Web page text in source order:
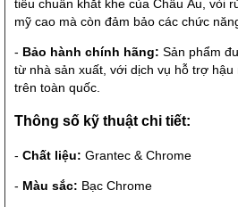
tiêu chuẩn khắt khe của Châu Âu, vòi
mỹ cao mà còn đảm bảo các chức
- Bảo hành chính hãng: Sản phẩm
từ nhà sản xuất, với dịch vụ hỗ trợ hậu
trên toàn quốc.
Thông số kỹ thuật chi tiết:
- Chất liệu: Grantec & Chrome
- Màu sắc: Bạc Chrome